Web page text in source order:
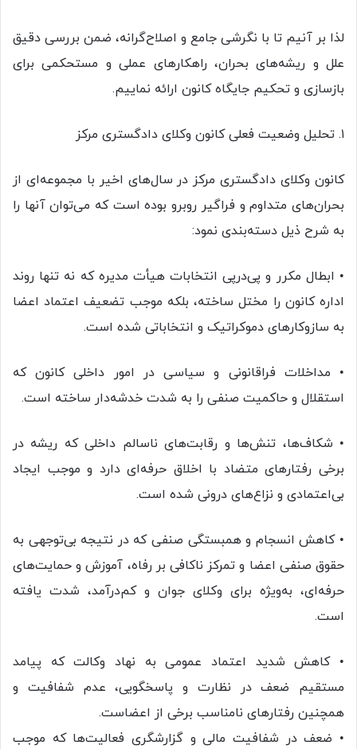
لذا بر آنیم تا با نگرشی جامع و اصلاح‌گرانه، ضمن بررسی دقیق
علل و ریشه‌های بحران، راهکارهای عملی و مستحکمی برای
بازسازی و تحکیم جایگاه کانون ارائه نماییم.
۱. تحلیل وضعیت فعلی کانون وکلای دادگستری مرکز
کانون وکلای دادگستری مرکز در سال‌های اخیر با مجموعه‌ای از
بحران‌های متداوم و فراگیر روبرو بوده است که می‌توان آنها را
به شرح ذیل دسته‌بندی نمود:
• ابطال مکرر و پی‌درپی انتخابات هیأت مدیره که نه تنها روند
اداره کانون را مختل ساخته، بلکه موجب تضعیف اعتماد اعضا
به سازوکارهای دموکراتیک و انتخاباتی شده است.
• مداخلات فراقانونی و سیاسی در امور داخلی کانون که
استقلال و حاکمیت صنفی را به شدت خدشه‌دار ساخته است.
• شکاف‌ها، تنش‌ها و رقابت‌های ناسالم داخلی که ریشه در
برخی رفتارهای متضاد با اخلاق حرفه‌ای دارد و موجب ایجاد
بی‌اعتمادی و نزاع‌های درونی شده است.
• کاهش انسجام و همبستگی صنفی که در نتیجه بی‌توجهی به
حقوق صنفی اعضا و تمرکز ناکافی بر رفاه، آموزش و حمایت‌های
حرفه‌ای، به‌ویژه برای وکلای جوان و کم‌درآمد، شدت یافته
است.
• کاهش شدید اعتماد عمومی به نهاد وکالت که پیامد
مستقیم ضعف در نظارت و پاسخگویی، عدم شفافیت و
همچنین رفتارهای نامناسب برخی از اعضاست.
• ضعف در شفافیت مالی و گزارشگری فعالیت‌ها که موجب